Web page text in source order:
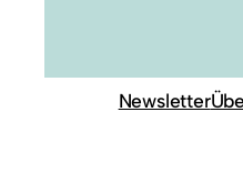
Newsletter